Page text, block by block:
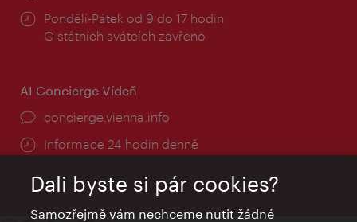
Provozní
doba:
Pondělí-Pátek od 9 do 17 hodin
O státních svátcích zavřeno
AI Concierge Vídeň
concierge.vienna.info
Informace 24 hodin denně
Dali byste si pár cookies?
Samozřejmě vám nechceme nutit žádné